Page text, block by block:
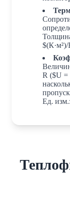
$(К·м²)/
R ($U =
Ед.